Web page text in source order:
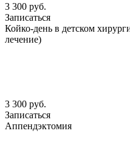
3 300 руб.
Записаться
Койко-день в детском
лечение)
3 300 руб.
Записаться
Аппендэктомия